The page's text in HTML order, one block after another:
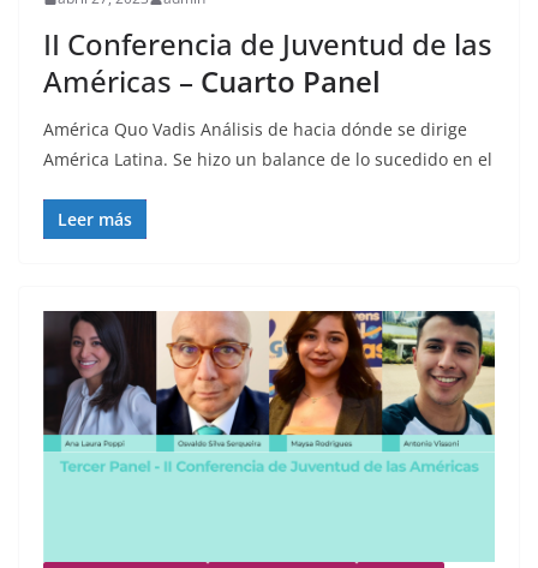
II Conferencia de Juventud de las
Américas – Cuarto Panel
América Quo Vadis Análisis de hacia dónde se dirige
América Latina. Se hizo un balance de lo sucedido en el
Leer más